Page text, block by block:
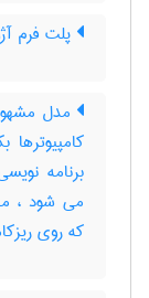
پلت فرم
که روی